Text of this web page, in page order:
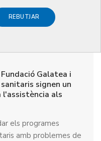
REBUTJAR
Galatea i
signen un
l'assistència als
els programes
amb problemes de